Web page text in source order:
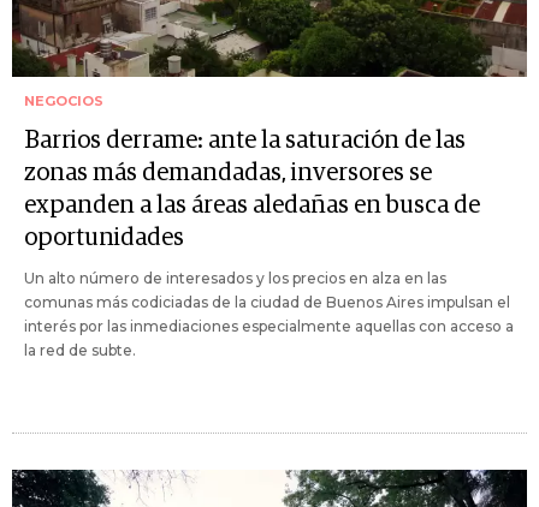
NEGOCIOS
Barrios derrame: ante la saturación de las
zonas más demandadas, inversores se
expanden a las áreas aledañas en busca de
oportunidades
Un alto número de interesados y los precios en alza en las
comunas más codiciadas de la ciudad de Buenos Aires impulsan el
interés por las inmediaciones especialmente aquellas con acceso a
la red de subte.